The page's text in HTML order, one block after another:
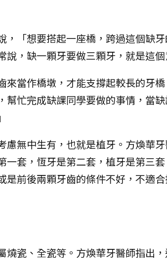
，「想要搭起一座橋，跨過這個缺
，缺一顆牙要做三顆牙，就是這
當作橋墩，才能支撐起較長的牙
忙完成缺課同學要做的事情，當
無中生有，也就是植牙。方煥華
套，恆牙是第二套，植牙是第三
前後兩顆牙齒的條件不好，不適
瓷、全瓷等。方煥華牙醫師指出